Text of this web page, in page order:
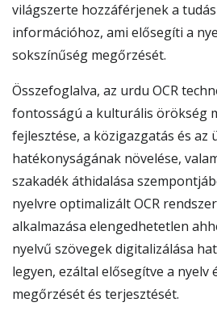
világszerte hozzáférjenek a
információhoz, ami elősegíti a
sokszínűség megőrzését.
Összefoglalva, az urdu OCR
fontosságú a kulturális örökség
fejlesztése, a közigazgatás és az
hatékonyságának növelése,
szakadék áthidalása
nyelvre optimalizált OCR
alkalmazása elengedhetetlen
nyelvű szövegek digitalizálása
legyen, ezáltal elősegítve a nyelv
megőrzését és terjesztését.